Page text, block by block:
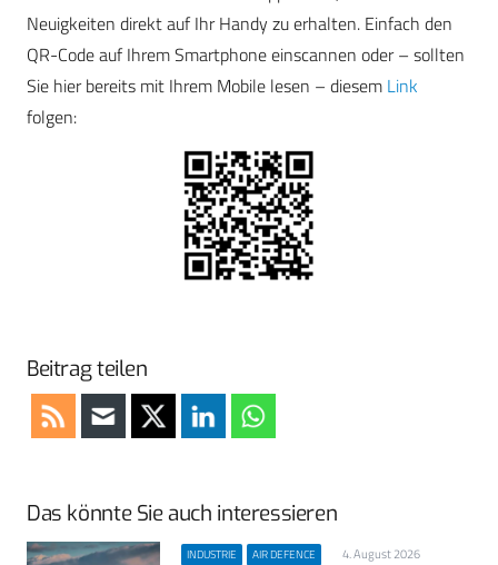
Neuigkeiten direkt auf Ihr Handy zu erhalten. Einfach den
QR-Code auf Ihrem Smartphone einscannen oder – sollten
Sie hier bereits mit Ihrem Mobile lesen – diesem Link
folgen:
Beitrag teilen
Das könnte Sie auch interessieren
INDUSTRIE AIR DEFENCE 4. August 2026